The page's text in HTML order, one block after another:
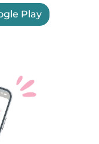
Play